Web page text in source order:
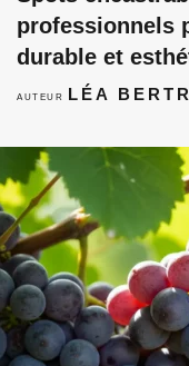
professionnels
durable et
AUTEUR LÉA